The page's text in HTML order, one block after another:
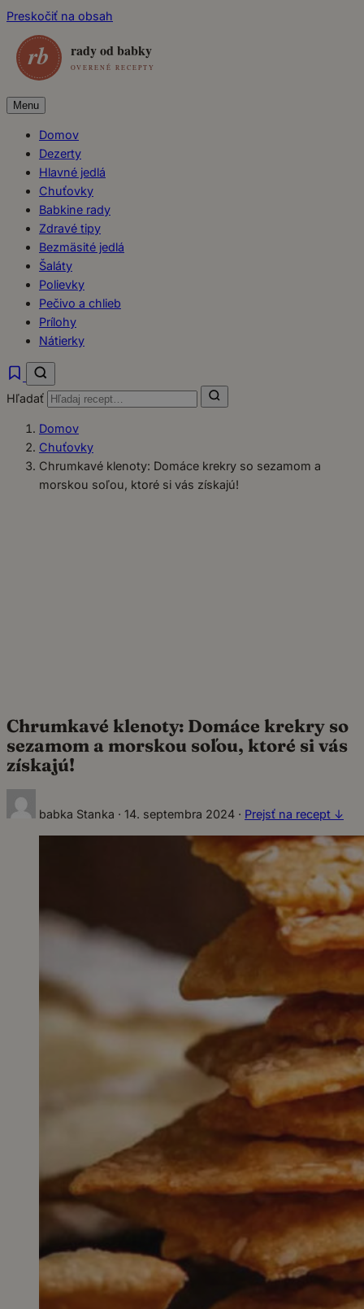
Preskočiť na obsah
Menu
Domov
Dezerty
Hlavné jedlá
Chuťovky
Babkine rady
Zdravé tipy
Bezmäsité jedlá
Šaláty
Polievky
Pečivo a chlieb
Prílohy
Nátierky
Hľadať
Domov
Chuťovky
Chrumkavé klenoty: Domáce krekry so sezamom a
morskou soľou, ktoré si vás získajú!
Chrumkavé klenoty: Domáce krekry so
sezamom a morskou soľou, ktoré si vás
získajú!
babka Stanka · 14. septembra 2024 · Prejsť na recept ↓